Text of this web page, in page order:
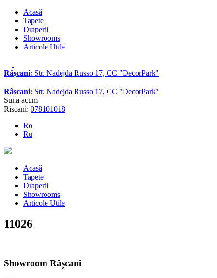
Acasă
Tapete
Draperii
Showrooms
Articole Utile
Râșcani: Str. Nadejda Russo 17, CC "DecorPark"
Râșcani: Str. Nadejda Russo 17, CC "DecorPark"
Suna acum
Riscani: 078101018
Ro
Ru
Acasă
Tapete
Draperii
Showrooms
Articole Utile
11026
Showroom Râșcani